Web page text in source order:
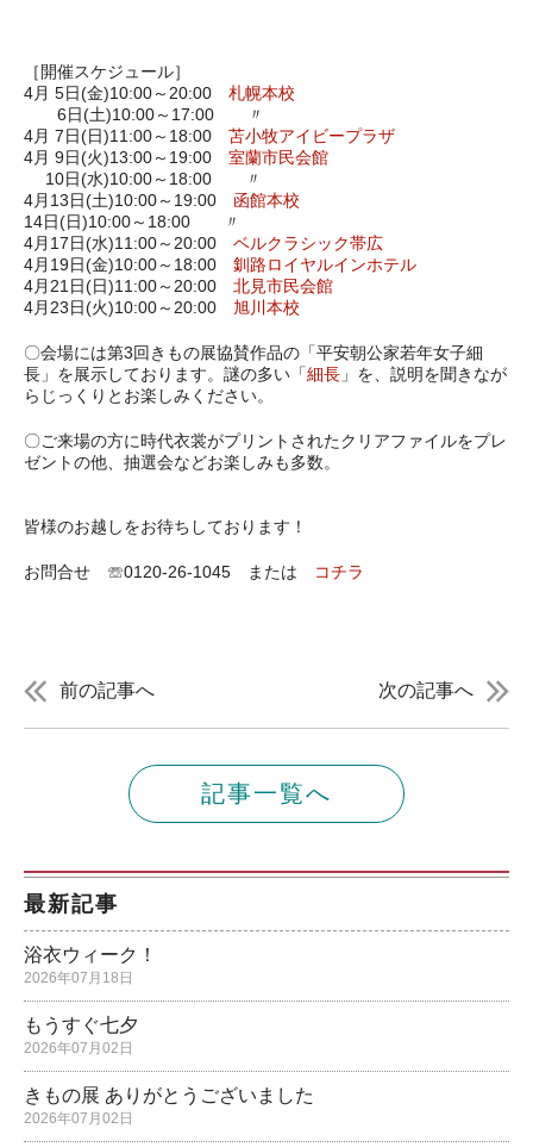
［開催スケジュール］
4月 5日(金)10:00～20:00 札幌本校
6日(土)10:00～17:00 〃
4月 7日(日)11:00～18:00 苫小牧アイビープラザ
4月 9日(火)13:00～19:00 室蘭市民会館
10日(水)10:00～18:00 〃
4月13日(土)10:00～19:00 函館本校
14日(日)10:00～18:00 〃
4月17日(水)11:00～20:00 ベルクラシック帯広
4月19日(金)10:00～18:00 釧路ロイヤルインホテル
4月21日(日)11:00～20:00 北見市民会館
4月23日(火)10:00～20:00 旭川本校
〇会場には第3回きもの展協賛作品の「平安朝公家若年女子細
長」を展示しております。謎の多い「細長 」を、説明を聞きなが
らじっくりとお楽しみください。
〇ご来場の方に時代衣裳がプリントされたクリアファイルをプレ
ゼントの他、抽選会などお楽しみも多数。
皆様のお越しをお待ちしております！
お問合せ ☏0120-26-1045 または コチラ
前の記事へ 次の記事へ
記事一覧へ
最新記事
浴衣ウィーク！
2026年07月18日
もうすぐ七夕
2026年07月02日
きもの展 ありがとうございました
2026年07月02日